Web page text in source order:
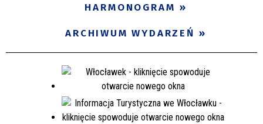
HARMONOGRAM
ARCHIWUM WYDARZEŃ